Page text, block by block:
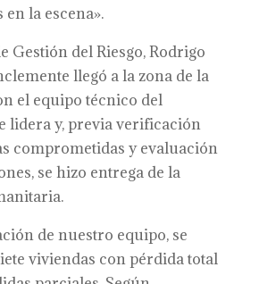
en la escena».
Gestión del Riesgo, Rodrigo
llegó a la zona de la
el equipo técnico del
lidera y, previa verificación
comprometidas y evaluación
se hizo entrega de la
de nuestro equipo, se
viviendas con pérdida total